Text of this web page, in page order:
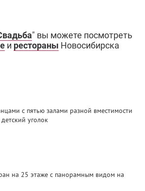
" вы можете посмотреть
и рестораны Новосибирска
с пятью залами разной вместимости
уголок
на 25 этаже с панорамным видом на